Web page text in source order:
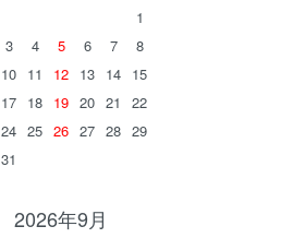
1
3 4 5 6 7
8
10 11 12 13 14 15
17 18 19 20 21
22
24 25 26 27 28 29
31
2026年9月